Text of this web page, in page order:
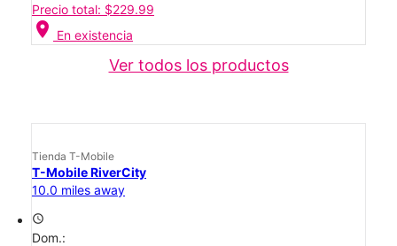
Precio total: $229.99
location_on En existencia
Ver todos los productos
Tienda T-Mobile
T-Mobile RiverCity
10.0 miles away
access_time
Dom.: